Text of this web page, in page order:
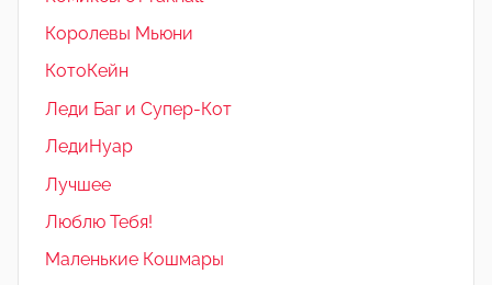
Королевы Мьюни
КотоКейн
Леди Баг и Супер-Кот
ЛедиНуар
Лучшее
Люблю Тебя!
Маленькие Кошмары